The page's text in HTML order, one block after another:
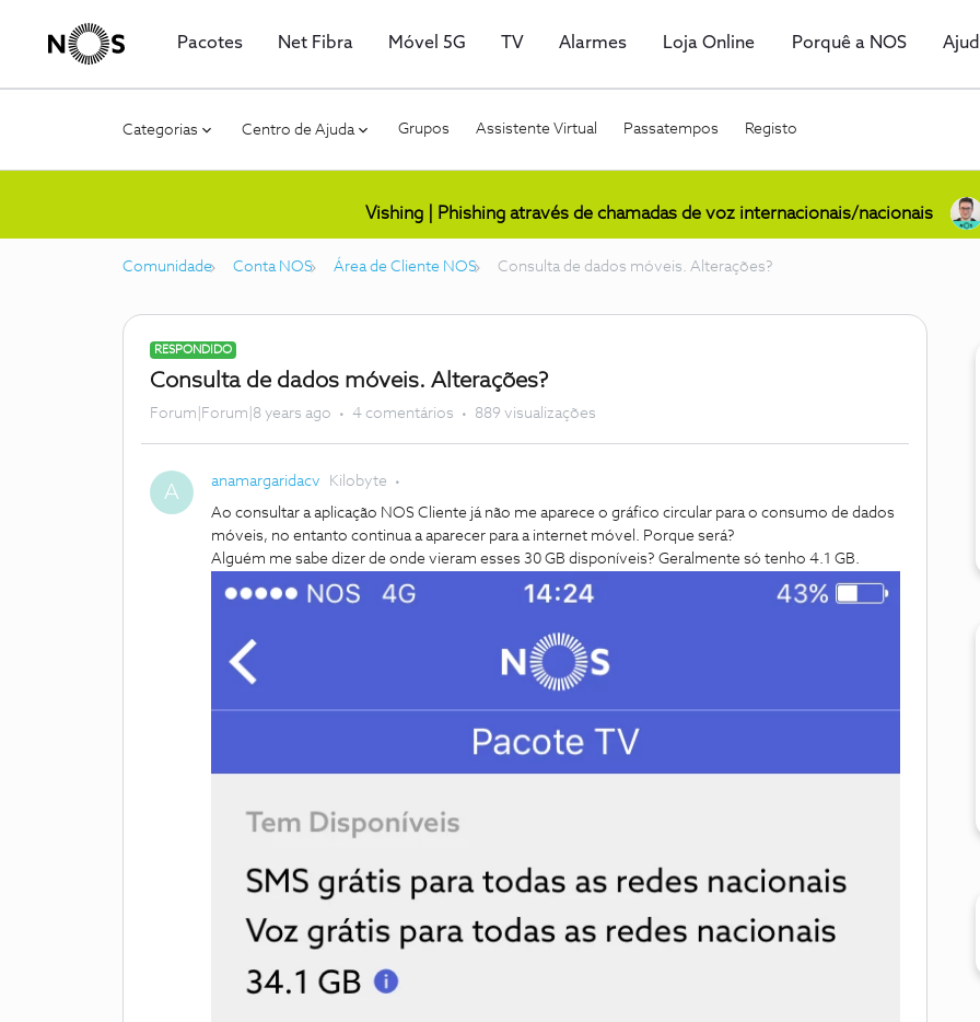
Pacotes Net Fibra Móvel 5G TV Alarmes Loja Online Porquê a NOS
Categorias Centro de Ajuda Grupos Assistente Virtual Passatempos Registo
Vishing | Phishing através de chamadas de voz internacionais/nacionais
Comunidade Conta NOS Área de Cliente NOS Consulta de dados móveis. Alterações?
RESPONDIDO
Consulta de dados móveis. Alterações?
Forum|Forum|8 years ago 4 comentários 889 visualizações
A anamargaridacv Kilobyte
Ao consultar a aplicação NOS Cliente já não me aparece o gráfico circular para o consumo de dados
móveis, no entanto continua a aparecer para a internet móvel. Porque será?
Alguém me sabe dizer de onde vieram esses 30 GB disponíveis? Geralmente só tenho 4.1 GB.